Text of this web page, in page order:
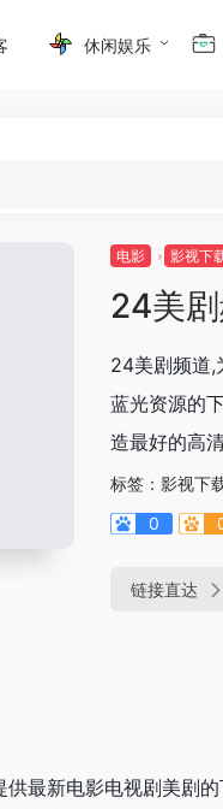
休闲娱乐
电影 影视下
24美
24美剧频道,
蓝光资源的
造最好的高
标签： 影视下
0
链接直达
最新电影电视剧美剧